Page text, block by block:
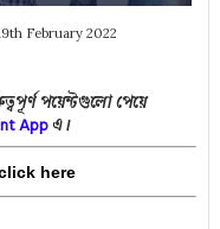
February 2022
পয়েন্টগুলো পেয়ে
App এ।
here